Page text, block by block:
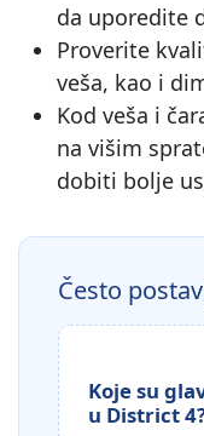
da uporedite
Proverite
veša, kao i
Kod veša i
na višim
dobiti bolje
Često
Koje su
u District